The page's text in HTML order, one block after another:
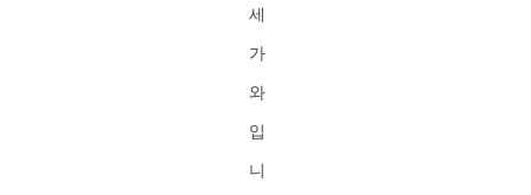
세
가
와
입
니